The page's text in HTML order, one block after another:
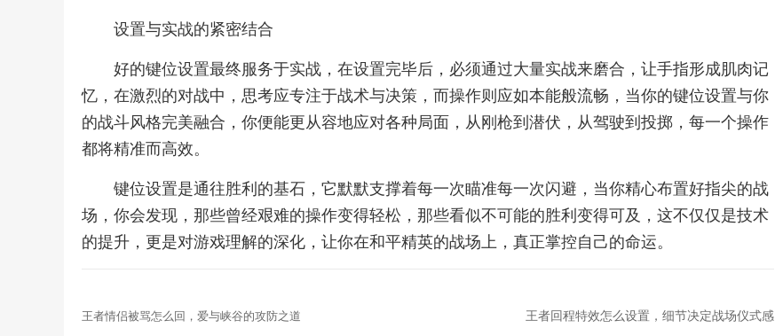
设置与实战的紧密结合
好的键位设置最终服务于实战，在设置完毕后，必须通过大量实战来磨合，让手指形成肌肉记
忆，在激烈的对战中，思考应专注于战术与决策，而操作则应如本能般流畅，当你的键位设置与你
的战斗风格完美融合，你便能更从容地应对各种局面，从刚枪到潜伏，从驾驶到投掷，每一个操作
都将精准而高效。
键位设置是通往胜利的基石，它默默支撑着每一次瞄准每一次闪避，当你精心布置好指尖的战
场，你会发现，那些曾经艰难的操作变得轻松，那些看似不可能的胜利变得可及，这不仅仅是技术
的提升，更是对游戏理解的深化，让你在和平精英的战场上，真正掌控自己的命运。
王者情侣被骂怎么回，爱与峡谷的攻防之道 王者回程特效怎么设置，细节决定战场仪式感